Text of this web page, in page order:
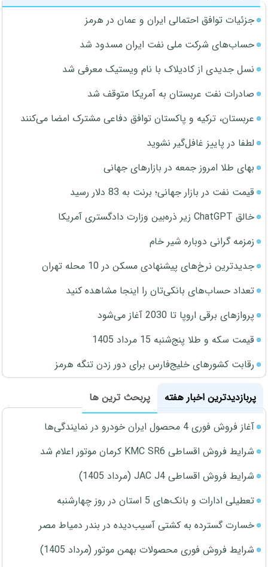
جزئیات توافق احتمالی ایران و عمان در هرمز
حساب‌های شرکت ملی نفت ایران مسدود شد
نسل جدیدی از کادیلاک با نام ویستیک معرفی شد
صادرات نفت عربستان به آمریکا متوقف شد
عربستان، ترکیه و پاکستان توافق دفاعی مشترک امضا می‌کنند
لطفا در پاییز غافل‌گیر نشوید
بهای طلا امروز جمعه در بازارهای جهانی
قیمت نفت در بازار جهانی؛ برنت به 83 دلار رسید
خالق ChatGPT زیر ذره‌بین وزارت دادگستری آمریکا
زمزمه گرانی دوباره شیر خام
جدیدترین نرخ‌های پیشنهادی مسکن در 10 محله تهران
تعداد حساب‌های بانکی‌تان را اینجا مشاهده کنید
پروازهای برقی اروپا تا 2030 آغاز می‌شود
قیمت سکه و طلا پنج‌شنبه 15 مرداد 1405
رقابت کشورهای خلیج‌فارس برای دور زدن تنگه هرمز
پربازدیدترین اخبار هفته
پربحث ترین ها
آغاز فروش فوری 4 محصول ایران خودرو در نمایندگی‌ها
شرایط فروش اقساطی KMC SR6 کرمان موتور اعلام شد
شرایط فروش اقساطی JAC J4 (مرداد 1405)
تعطیلی ادارات و بانک‌های 5 استان در روز چهارشنبه
خسارت گسترده به کشتی آسیب‌دیده در بندر دمیاط مصر
شرایط فروش فوری محصولات بهمن موتور (مرداد 1405)